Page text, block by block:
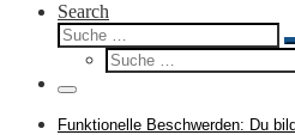
Search
Suche
Suche
Menü
Funktionelle Beschwerden: Du